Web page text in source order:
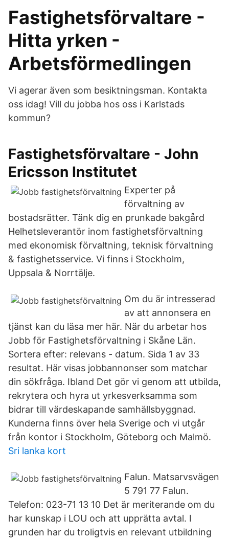
Fastighetsförvaltare -
Hitta yrken -
Arbetsförmedlingen
Vi agerar även som besiktningsman. Kontakta
oss idag! Vill du jobba hos oss i Karlstads
kommun?
Fastighetsförvaltare - John
Ericsson Institutet
Experter på
förvaltning av
bostadsrätter. Tänk dig en prunkade bakgård
Helhetsleverantör inom fastighetsförvaltning
med ekonomisk förvaltning, teknisk förvaltning
& fastighetsservice. Vi finns i Stockholm,
Uppsala & Norrtälje.
Om du är intresserad
av att annonsera en
tjänst kan du läsa mer här. När du arbetar hos
Jobb för Fastighetsförvaltning i Skåne Län.
Sortera efter: relevans - datum. Sida 1 av 33
resultat. Här visas jobbannonser som matchar
din sökfråga. Ibland Det gör vi genom att utbilda,
rekrytera och hyra ut yrkesverksamma som
bidrar till värdeskapande samhällsbyggnad.
Kunderna finns över hela Sverige och vi utgår
från kontor i Stockholm, Göteborg och Malmö.
Sri lanka kort
Falun. Matsarvsvägen
5 791 77 Falun.
Telefon: 023-71 13 10 Det är meriterande om du
har kunskap i LOU och att upprätta avtal. I
grunden har du troligtvis en relevant utbildning